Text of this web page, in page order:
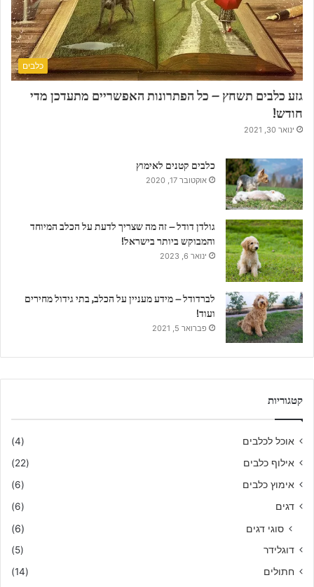
כלבים
גזע כלבים תשחץ – כל הפתרונות האפשריים מתעדכן מדי
חודש!
ינואר 30, 2021
כלבים קטנים לאימוץ
אוקטובר 17, 2020
גולדן דודל – זה מה שצריך לדעת על הכלב המיוחד
והמבוקש ביותר בישראל!
ינואר 6, 2023
לברדודל – מידע מעניין על הכלב, בתי גידול מחירים
ועוד!
פברואר 5, 2021
קטגוריות
אוכל לכלבים
(4)
אילוף כלבים
(22)
אימוץ כלבים
(6)
דגים
(6)
סוגי דגים (6)
דוגלידר
(5)
חתולים
(14)